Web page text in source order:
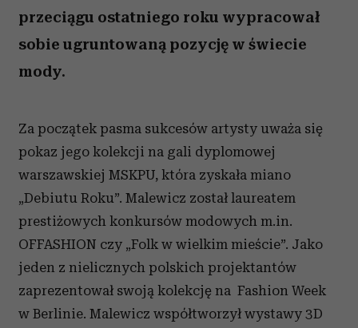
przeciągu ostatniego roku wypracował
sobie ugruntowaną pozycję w świecie
mody.
Za początek pasma sukcesów artysty uważa się
pokaz jego kolekcji na gali dyplomowej
warszawskiej MSKPU, która zyskała miano
„Debiutu Roku”. Malewicz został laureatem
prestiżowych konkursów modowych m.in.
OFFASHION czy „Folk w wielkim mieście”. Jako
jeden z nielicznych polskich projektantów
zaprezentował swoją kolekcję na Fashion Week
w Berlinie. Malewicz współtworzył wystawy 3D